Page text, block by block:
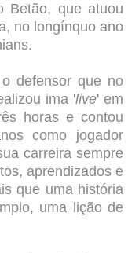
Betão, que atuou
no longínquo ano
defensor que no
ima 'live' em
horas e contou
como jogador
carreira sempre
aprendizados e
que uma história
uma lição de